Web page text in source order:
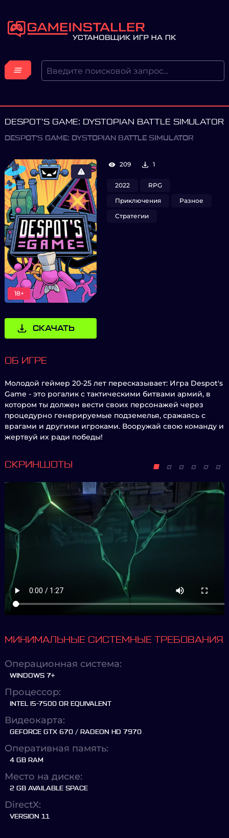
DESPOT’S GAME: DYSTOPIAN BATTLE SIMULATOR
DESPOT'S GAME: DYSTOPIAN BATTLE SIMULATOR
18+
СКАЧАТЬ
209 1
2022
RPG
Приключения
Разное
Стратегии
ОБ ИГРЕ
Молодой геймер 20-25 лет пересказывает: Игра Despot's
Game - это рогалик с тактическими битвами армий, в
котором ты должен вести своих персонажей через
процедурно генерируемые подземелья, сражаясь с
врагами и другими игроками. Вооружай свою команду и
жертвуй их ради победы!
СКРИНШОТЫ
МИНИМАЛЬНЫЕ СИСТЕМНЫЕ ТРЕБОВАНИЯ
Операционная система:
WINDOWS 7+
Процессор:
INTEL I5-7500 OR EQUIVALENT
Видеокарта:
GEFORCE GTX 670 / RADEON HD 7970
Оперативная память:
4 GB RAM
Место на диске:
2 GB AVAILABLE SPACE
DirectX:
VERSION 11